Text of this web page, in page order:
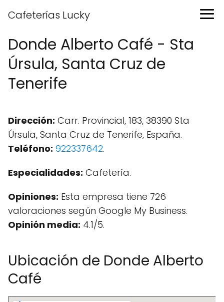
Cafeterías Lucky
Donde Alberto Café - Sta
Úrsula, Santa Cruz de
Tenerife
Dirección: Carr. Provincial, 183, 38390 Sta
Úrsula, Santa Cruz de Tenerife, España.
Teléfono: 922337642.
Especialidades: Cafetería.
Opiniones: Esta empresa tiene 726
valoraciones según Google My Business.
Opinión media: 4.1/5.
Ubicación de Donde Alberto
Café